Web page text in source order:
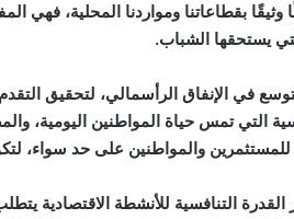
وثيقًا بقطاعاتنا ومواردنا المحلية، فهي
يستحقها الشباب.
في الإنفاق الرأسمالي، لتحقيق
التي تمس حياة المواطنين اليومية،
للمستثمرين والمواطنين على حد سواء،
القدرة التنافسية للأنشطة الاقتصادية